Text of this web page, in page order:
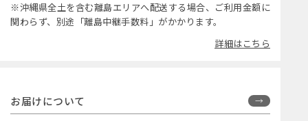
※沖縄県全土を含む離島エリアへ配送する場合、ご利用金額に
関わらず、別途「離島中継手数料」がかかります。
詳細はこちら
お届けについて